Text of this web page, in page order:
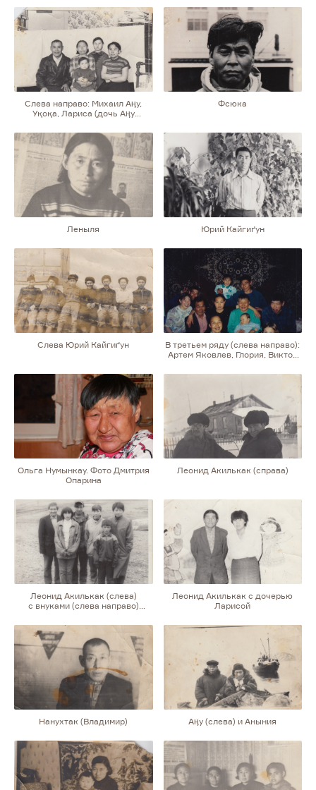
Слева направо: Михаил Аӊу,
Уқоқа, Лариса (дочь Аӊу
и Уқоқи). На коленях у Уқоқи
сидит дочь Доры Наталья
(Лукьянова)
Фсюка
Леныля Юрий Кайгиґун
Слева Юрий Кайгиґун
В третьем ряду (слева направо):
Артем Яковлев, Глория, Виктор
(слева направо): Олеся
Алена Нумынкау, Ольга
Нумынкау, у нее руках Денис,
Эдик Нумынкау. В первом ряду
(слева направо): Галина Волкова
и соседка
Ольга Нумынкау. Фото Дмитрия
Опарина
Леонид Акилькак (справа)
Леонид Акилькак (слева)
с внуками (слева направо)
Сергеем и с дочерью Ларисой
Яковлевой
Леонид Акилькак с дочерью
Ларисой
Нанухтак (Владимир) Аӊу (слева) и Аныния